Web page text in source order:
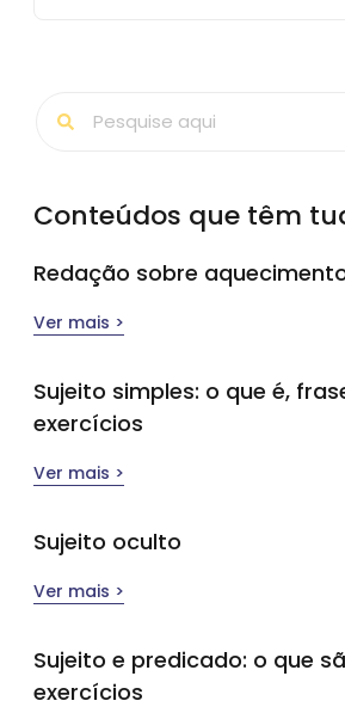
Conteúdos que têm
Redação sobre
Ver mais >
Sujeito simples​: o que é,
exercícios
Ver mais >
Sujeito oculto
Ver mais >
Sujeito e predicado: o que
exercícios